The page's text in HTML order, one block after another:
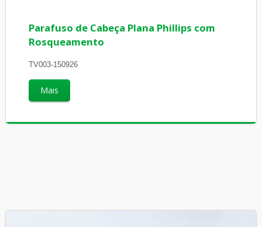
Parafuso de Cabeça Plana Phillips com
Rosqueamento
TV003-150926
Mais